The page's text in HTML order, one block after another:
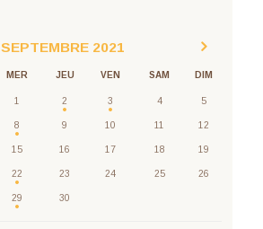
SEPTEMBRE 2021
MER JEU VEN SAM DIM
1 2 3 4 5
8 9 10 11 12
15 16 17 18 19
22 23 24 25 26
29 30